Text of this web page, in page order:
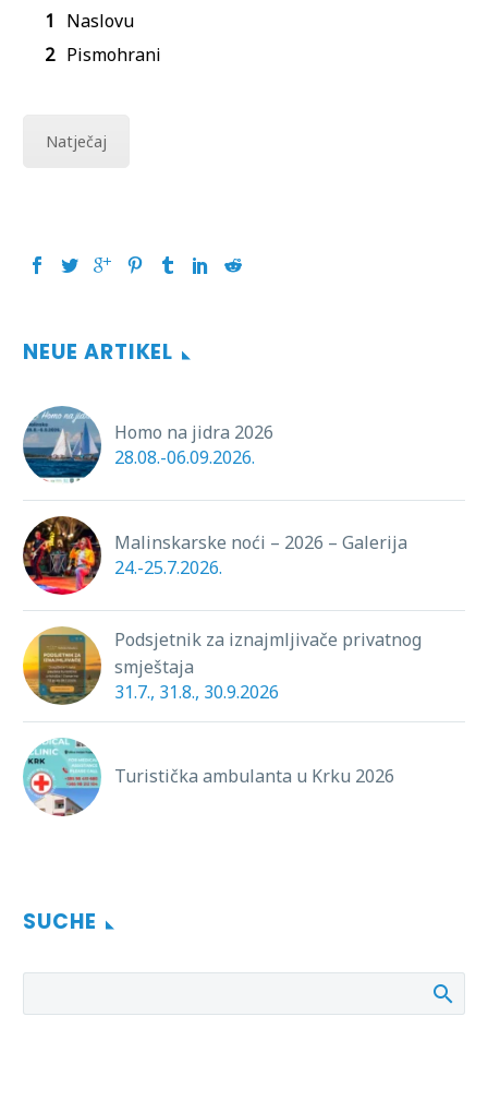
Naslovu
Pismohrani
Natječaj
NEUE ARTIKEL
Homo na jidra 2026
28.08.-06.09.2026.
Malinskarske noći – 2026 – Galerija
24.-25.7.2026.
Podsjetnik za iznajmljivače privatnog
smještaja
31.7., 31.8., 30.9.2026
Turistička ambulanta u Krku 2026
SUCHE